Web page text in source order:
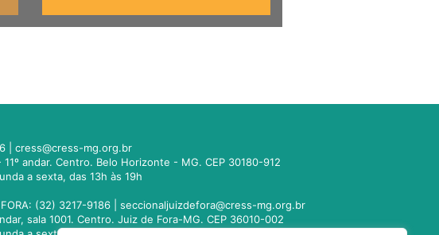
|cress@cress-mg.org.br
11º andar. Centro. Belo Horizonte - MG. CEP 30180-912
a sexta, das 13h às 19h
FORA: (32) 3217-9186 |seccionaljuizdefora@cress-mg.org.br
sala 1001. Centro. Juiz de Fora-MG. CEP 36010-002